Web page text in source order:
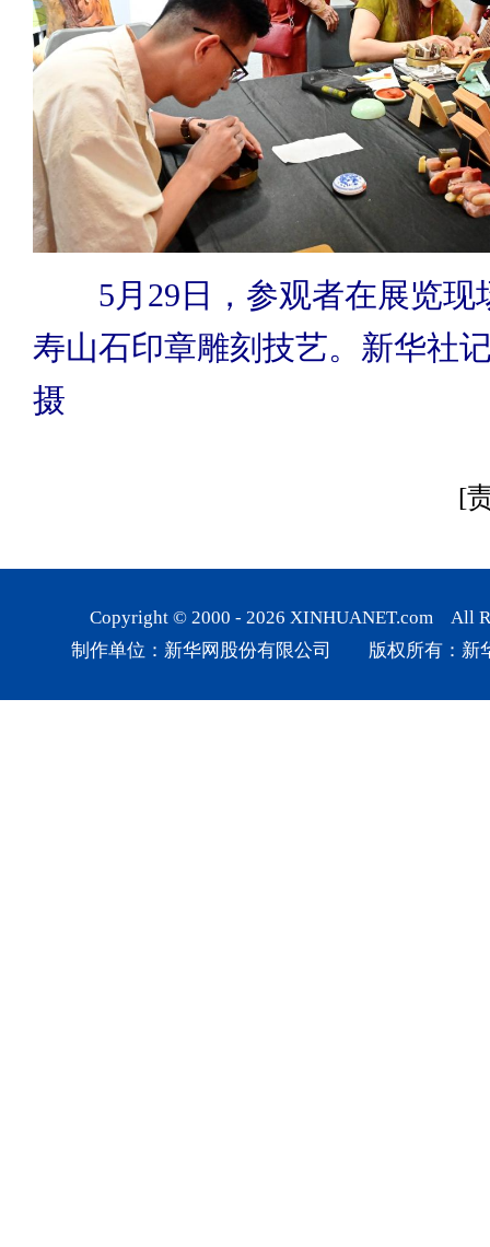
5月29日，参观者在展览现
寿山石印章雕刻技艺。新华社
摄
[
Copyright © 2000 - 2026 XINHUANET.com All
制作单位：新华网股份有限公司 版权所有：新